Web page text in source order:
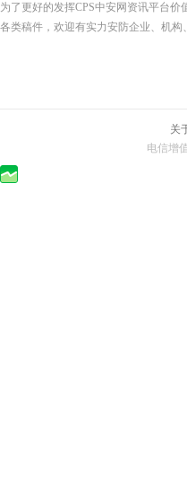
为了更好的发挥CPS中安网资讯平台
各类稿件，欢迎有实力安防企业、机构
关
电信增